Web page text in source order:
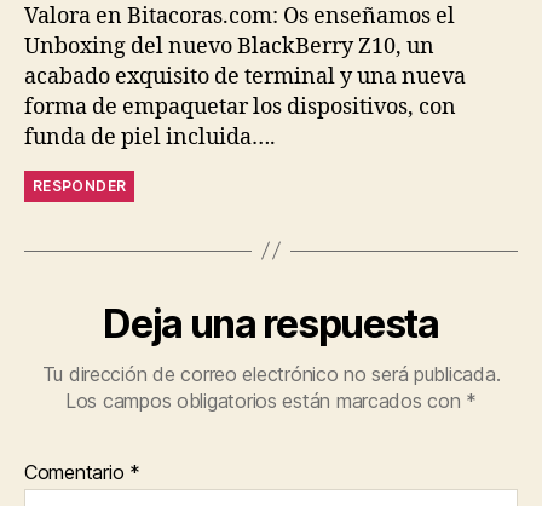
Valora en Bitacoras.com: Os enseñamos el
Unboxing del nuevo BlackBerry Z10, un
acabado exquisito de terminal y una nueva
forma de empaquetar los dispositivos, con
funda de piel incluida….
RESPONDER
Deja una respuesta
Tu dirección de correo electrónico no será publicada.
Los campos obligatorios están marcados con *
Comentario *